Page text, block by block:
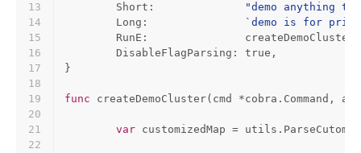
13
14
15
16
17
18
19
20
21
22
	Short:
"demo anything
	Long:
`demo is for
	RunE:               createDemoCluster,
	DisableFlagParsing:
true ,
}
func createDemoCluster(cmd *cobra.Command,
var customizedMap =